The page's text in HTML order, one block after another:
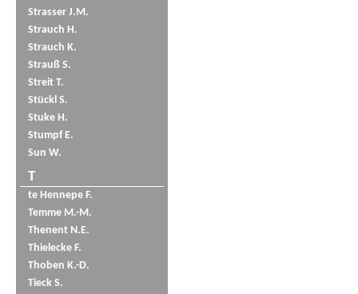
Strasser J.M.
Strauch H.
Strauch K.
Strauß S.
Streit T.
Stückl S.
Stuke H.
Stumpf E.
Sun W.
T
te Hennepe F.
Temme M.-M.
Thenent N.E.
Thielecke F.
Thoben K.-D.
Tieck S.